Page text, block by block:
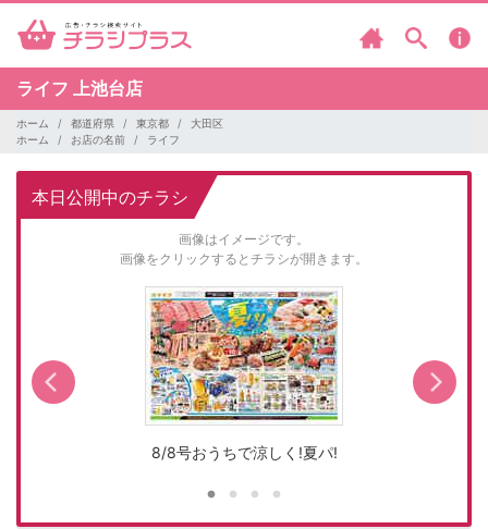
ライフ 上池台店
ホーム 都道府県 東京都
大田区
ホーム
お店の名前 ライフ
本日公開中のチラシ
画像はイメージです。
画像をクリックするとチラシが開きます。
8/8号おうちで涼しく!夏パ!